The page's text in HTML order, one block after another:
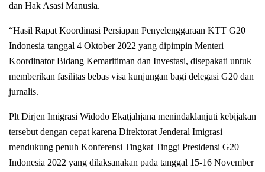
dan Hak Asasi Manusia.
“Hasil Rapat Koordinasi Persiapan Penyelenggaraan KTT G20
Indonesia tanggal 4 Oktober 2022 yang dipimpin Menteri
Koordinator Bidang Kemaritiman dan Investasi, disepakati untuk
memberikan fasilitas bebas visa kunjungan bagi delegasi G20 dan
jurnalis.
Plt Dirjen Imigrasi Widodo Ekatjahjana menindaklanjuti kebijakan
tersebut dengan cepat karena Direktorat Jenderal Imigrasi
mendukung penuh Konferensi Tingkat Tinggi Presidensi G20
Indonesia 2022 yang dilaksanakan pada tanggal 15-16 November